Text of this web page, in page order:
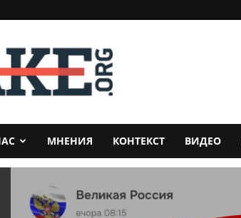
МНЕНИЯ КОНТЕКСТ ВИДЕО